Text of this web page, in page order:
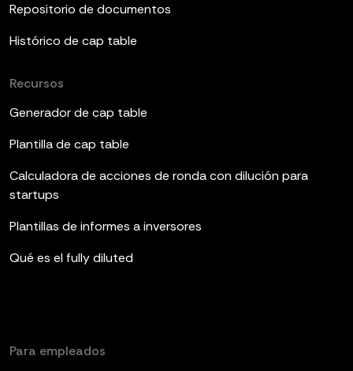
Repositorio de documentos
Histórico de cap table
Recursos
Generador de cap table
Plantilla de cap table
Calculadora de acciones de ronda con dilución para
startups
Plantillas de informes a inversores
Qué es el fully diluted
Para empleados